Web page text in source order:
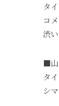
タ
コ
渋い
■
タ
シ